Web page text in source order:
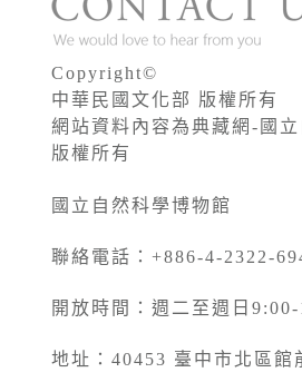
Copyright©
中華民國文化部 版權所有
網站資料內容為典藏網-國
版權所有
國立自然科學博物館
聯絡電話：+886-4-2322-
開放時間：週二至週日
地址：40453 臺中市北區館